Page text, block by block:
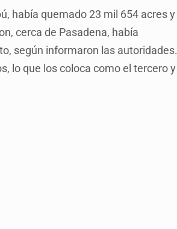
había quemado 23 mil 654 acres y
cerca de Pasadena, había
según informaron las autoridades.
lo que los coloca como el tercero y